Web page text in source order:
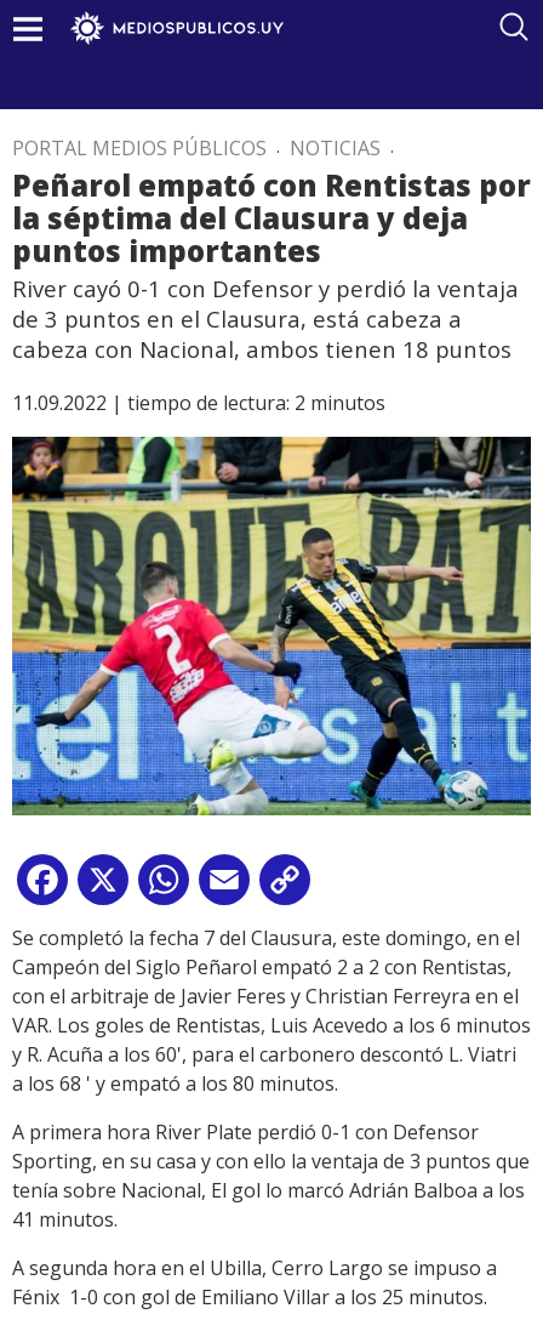
PORTAL MEDIOS PÚBLICOS . NOTICIAS .
Peñarol empató con Rentistas por
la séptima del Clausura y deja
puntos importantes
River cayó 0-1 con Defensor y perdió la ventaja
de 3 puntos en el Clausura, está cabeza a
cabeza con Nacional, ambos tienen 18 puntos
11.09.2022 | tiempo de lectura: 2 minutos
Facebook
X WhatsApp
Email
Link
Se completó la fecha 7 del Clausura, este domingo, en el
Campeón del Siglo Peñarol empató 2 a 2 con Rentistas,
con el arbitraje de Javier Feres y Christian Ferreyra en el
VAR. Los goles de Rentistas, Luis Acevedo a los 6 minutos
y R. Acuña a los 60', para el carbonero descontó L. Viatri
a los 68 ' y empató a los 80 minutos.
A primera hora River Plate perdió 0-1 con Defensor
Sporting, en su casa y con ello la ventaja de 3 puntos que
tenía sobre Nacional, El gol lo marcó Adrián Balboa a los
41 minutos.
A segunda hora en el Ubilla, Cerro Largo se impuso a
Fénix 1-0 con gol de Emiliano Villar a los 25 minutos.